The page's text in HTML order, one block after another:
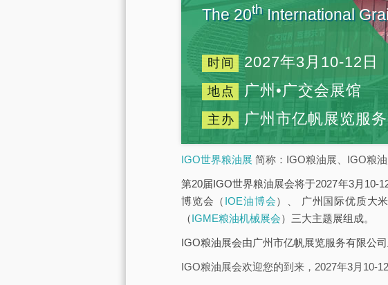
The 20thInternational
时间 2027年3月10-12日
地点 广州•广交会展馆
主办 广州市亿帆展览服
IGO世界粮油展 简称：IGO粮油展、IGO粮油
第20届IGO世界粮油展会将于2027年3月10-
博览会（ IOE油博会）、 广州国际优质大
（IGME粮油机械展会）三大主题展组成。
IGO粮油展会由广州市亿帆展览服务有限公
IGO粮油展会欢迎您的到来，2027年3月10-